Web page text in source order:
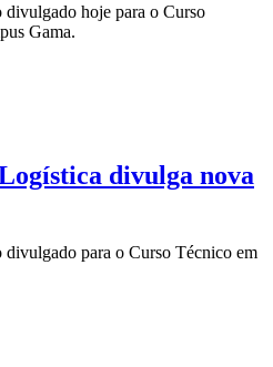
hoje para o Curso
Gama.
divulga nova
para o Curso Técnico em